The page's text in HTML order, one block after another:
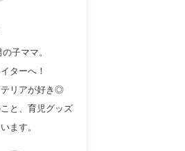
子ママ。
ターへ！
テリアが好き◎
と、育児グッズ
ます。